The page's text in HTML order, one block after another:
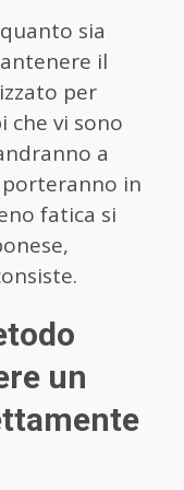
sia
il
per
che vi sono
a
in
fatica si
un